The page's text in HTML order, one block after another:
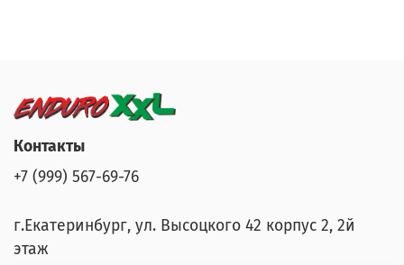
Контакты
+7 (999) 567-69-76
г.Екатеринбург, ул. ​Высоцкого 42 корпус 2, 2й
этаж